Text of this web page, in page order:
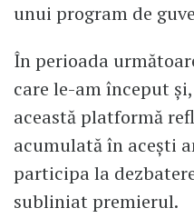
unui program de
În perioada
care le-am început
această platformă
acumulată în acești
participa la
subliniat premierul.